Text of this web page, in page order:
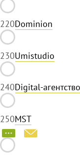
220Dominion
230Umistudio
240Digital-
250MST